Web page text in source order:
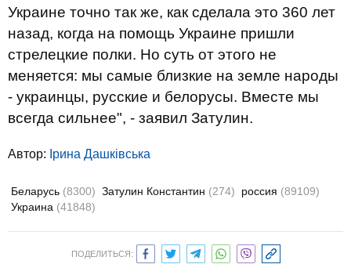
Украине точно так же, как сделала это 360 лет
назад, когда на помощь Украине пришли
стрелецкие полки. Но суть от этого не
меняется: мы самые близкие на земле народы
- украинцы, русские и белорусы. Вместе мы
всегда сильнее", - заявил Затулин.
Автор: Ірина Дашківська
Беларусь (8300) Затулин Константин (274) россия (89109)
Украина (41848)
ПОДЕЛИТЬСЯ: